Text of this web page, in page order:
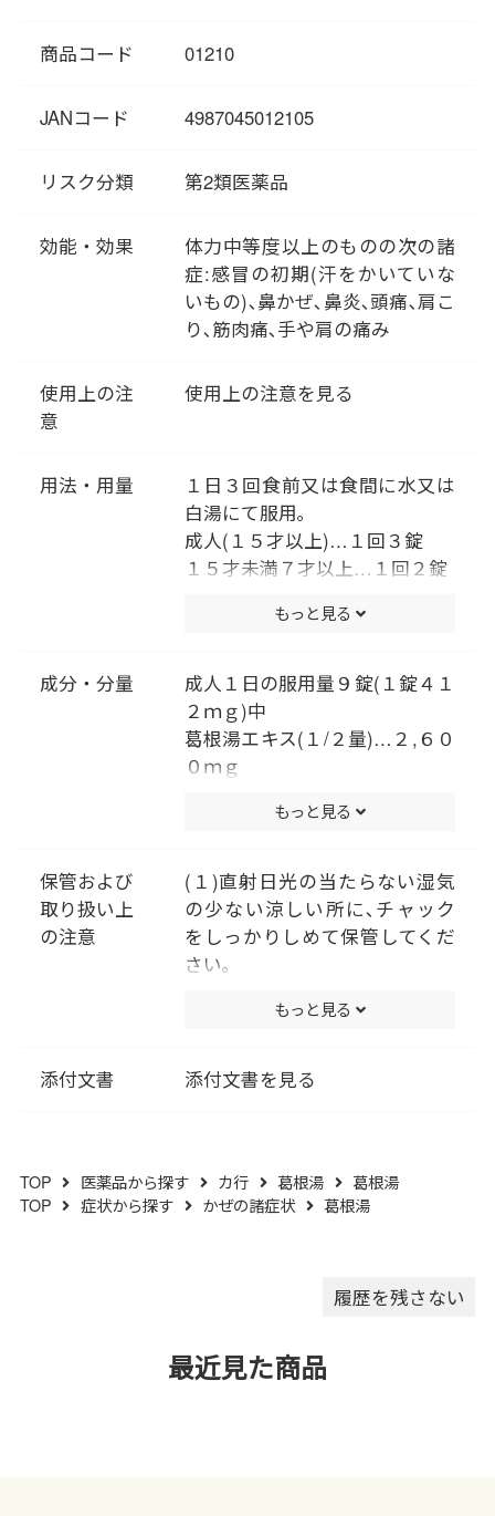
「葛根湯」は「風寒のかぜ」
ことで対処します。「傷寒論」
で「風があたると寒気がして」
「首や肩がこわばる」時に飲む
な」と思ったときに、すぐ服用
できるよう、葛根湯を常備して
おくといいですね。
商品コード 01210
JANコード 4987045012105
リスク分類 第2類医薬品
効能・効果
体力中等度以上のものの次の諸
症:感冒の初期(汗をかいていな
いもの)､鼻かぜ､鼻炎､頭痛､肩こ
り､筋肉痛､手や肩の痛み
使用上の注
意
使用上の注意を見る
用法・用量
１日３回食前又は食間に水又は
白湯にて服用｡
成人(１５才以上)…１回３錠
１５才未満７才以上…１回２錠
（用法・用量に関連する注意）
護者の指導監督のもとに服用さ
せてください。
もっと見る
成分・分量
成人１日の服用量９錠(１錠４１
２ｍｇ)中
葛根湯エキス(１/２量)…２,６０
０ｍｇ
ソウ各２.０ｇ､ケイヒ･シャクヤ
ショウキョウ０.５ｇより抽
出。〕
添加物として､ヒドロキシプロピ
ルセルロース､タルク､二酸化ケ
ポビドン､ステアリン酸Ｍｇ､ポ
酸･メタクリル酸メチル共重合
体､酸化チタン､カルナウバロウ
もっと見る
保管および
取り扱い上
の注意
(１)直射日光の当たらない湿気
の少ない涼しい所に､チャック
をしっかりしめて保管してくだ
さい｡
管してください｡
ください｡(誤用の原因になった
(５)水分が錠剤につきますと､変
色または色むらを生じることが
もっと見る
添付文書 添付文書を見る
TOP 医薬品から探す カ行 葛根湯
葛根湯
TOP
症状から探す かぜの諸症状 葛根湯
履歴を残さない
最近見た商品